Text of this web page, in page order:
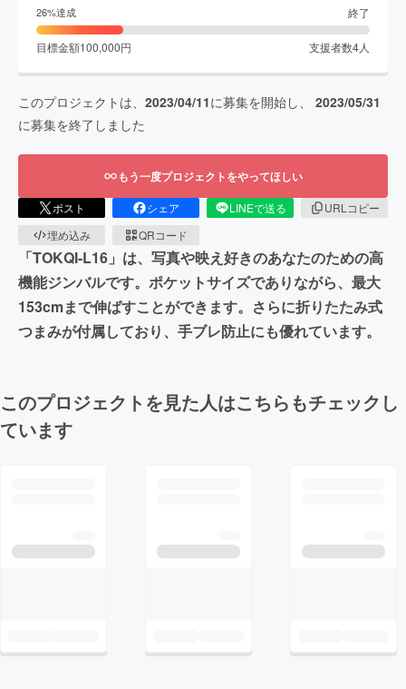
26%達成 終了
目標金額100,000円 支援者数4人
このプロジェクトは、 2023/04/11に募集を開始し、 2023/05/31
に募集を終了しました
もう一度プロジェクトをやってほしい
ポスト シェア LINEで送る
URLコピー
埋め込み
QRコード
「TOKQI-L16」は、写真や映え好きのあなたのための高
機能ジンバルです。ポケットサイズでありながら、最大
153cmまで伸ばすことができます。さらに折りたたみ式
つまみが付属しており、手ブレ防止にも優れています。
このプロジェクトを見た人はこちらもチェックし
ています